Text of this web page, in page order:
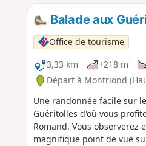
Balade aux
Office de tourisme
3,33 km
+218 m
Départ à Montriond
Une randonnée facile sur
Guéritolles d'où vous
Romand. Vous
magnifique point de vue